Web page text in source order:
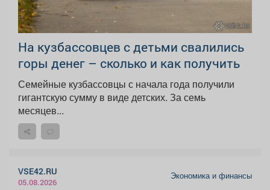
На кузбассовцев с детьми свалились
горы денег – сколько и как получить
Семейные кузбассовцы с начала года получили
гигантскую сумму в виде детских. За семь
месяцев...
VSE42.RU
05.08.2026
Экономика и финансы